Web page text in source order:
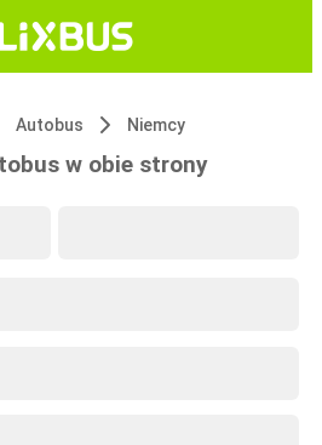
Autobus Niemcy
w obie strony